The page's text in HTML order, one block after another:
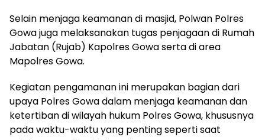
Selain menjaga keamanan di masjid, Polwan Polres
Gowa juga melaksanakan tugas penjagaan di Rumah
Jabatan (Rujab) Kapolres Gowa serta di area
Mapolres Gowa.
Kegiatan pengamanan ini merupakan bagian dari
upaya Polres Gowa dalam menjaga keamanan dan
ketertiban di wilayah hukum Polres Gowa, khususnya
pada waktu-waktu yang penting seperti saat